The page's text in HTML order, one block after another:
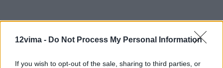
12vima - Do Not Process My Personal Information
If you wish to opt-out of the sale, sharing to third parties, or